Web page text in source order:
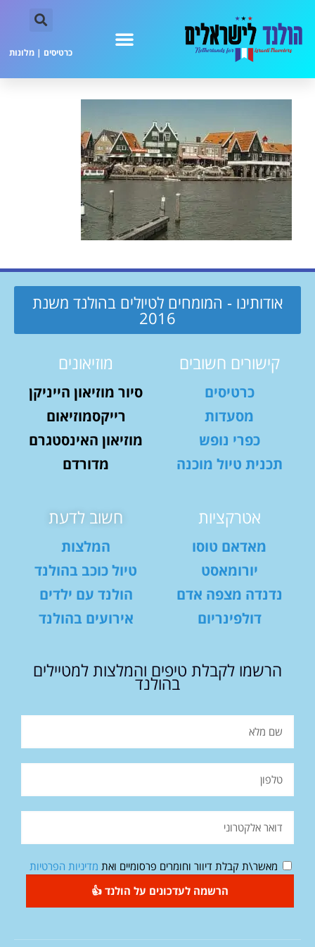
כרטיסים | מלונות
אודותינו - המומחים לטיולים בהולנד משנת
2016
קישורים חשובים
כרטיסים
מסעדות
כפרי נופש
תכנית טיול מוכנה
מוזיאונים
סיור מוזיאון הייניקן
רייקסמוזיאום
מוזיאון האינסטגרם
מדורדם
אטרקציות
מאדאם טוסו
יורומאסט
נדנדה מצפה אדם
דולפינריום
חשוב לדעת
המלצות
טיול כוכב בהולנד
הולנד עם ילדים
אירועים בהולנד
הרשמו לקבלת טיפים והמלצות למטיילים
בהולנד
מאשר\ת קבלת דיוור וחומרים פרסומיים ואת מדיניות הפרטיות
הרשמה לעדכונים על הולנד 👍